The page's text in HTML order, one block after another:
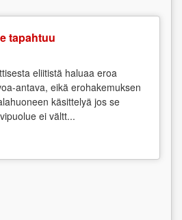
tapahtuu
eliitistä haluaa eroa
antava, eikä erohakemuksen
käsittelyä jos se
ei vältt...